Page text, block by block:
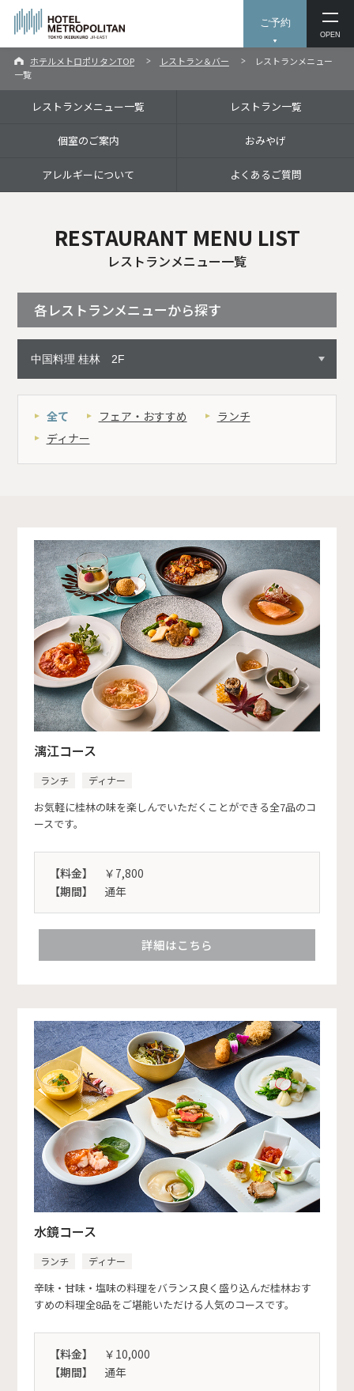
ご予約
OPEN
ホテルメトロポリタンTOP レストラン＆バー
レストランメニュー
一覧
レストランメニュー一覧 レストラン一覧
個室のご案内 おみやげ
アレルギーについて よくあるご質問
RESTAURANT MENU LIST
レストランメニュー一覧
各レストランメニューから探す
全て フェア・おすすめ
ランチ
ディナー
漓江コース
ランチ ディナー
お気軽に桂林の味を楽しんでいただくことができる全7品のコ
ースです。
【料金】
￥7,800
【期間】
通年
詳細はこちら
水鏡コース
ランチ ディナー
辛味・甘味・塩味の料理をバランス良く盛り込んだ桂林おす
すめの料理全8品をご堪能いただける人気のコースです。
【料金】
￥10,000
【期間】
通年